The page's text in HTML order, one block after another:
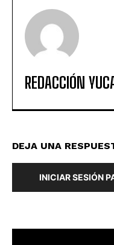
REDACCIÓN
DEJA UNA
INICIAR SESIÓN